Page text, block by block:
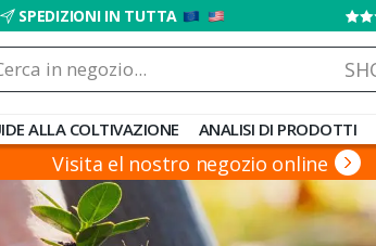
SPEDIZIONI IN TUTTA
ALLA COLTIVAZIONE ANALISI DI PRODOTTI
Visita el nostro negozio online